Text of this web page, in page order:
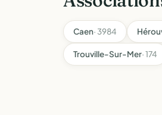
Caen· 3984
Trouville-Sur-Mer· 174